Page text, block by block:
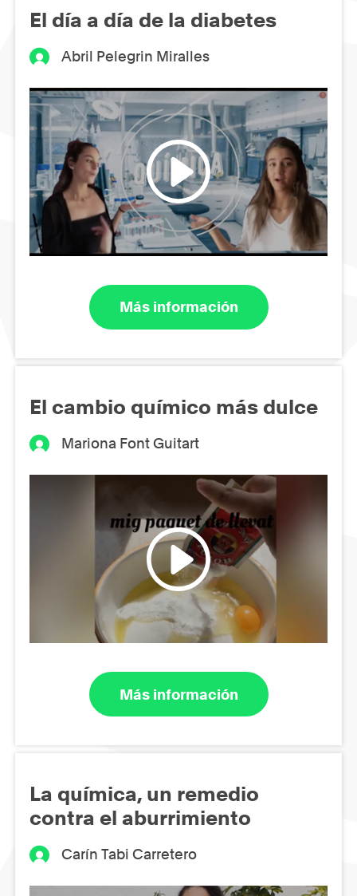
El día a día de la diabetes
Abril Pelegrin Miralles
Más información
El cambio químico más dulce
Mariona Font Guitart
Más información
La química, un remedio
contra el aburrimiento
Carín Tabi Carretero